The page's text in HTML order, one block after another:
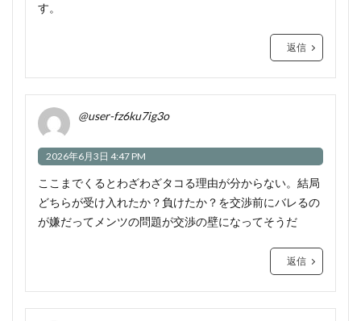
す。
返信
@user-fz6ku7ig3o
2026年6月3日 4:47 PM
ここまでくるとわざわざタコる理由が分からない。結局
どちらが受け入れたか？負けたか？を交渉前にバレるの
が嫌だってメンツの問題が交渉の壁になってそうだ
返信